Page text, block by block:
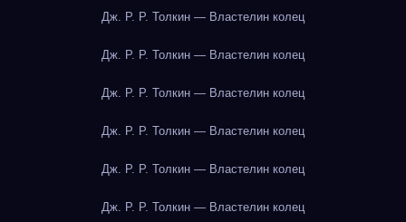
Дж. Р. Р. Толкин — Властелин колец
Дж. Р. Р. Толкин — Властелин колец
Дж. Р. Р. Толкин — Властелин колец
Дж. Р. Р. Толкин — Властелин колец
Дж. Р. Р. Толкин — Властелин колец
Дж. Р. Р. Толкин — Властелин колец